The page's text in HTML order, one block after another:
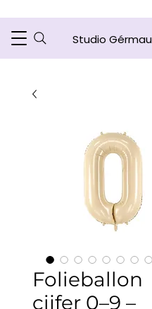
Studio Gérmau
Folieballon
cijfer 0–9 –